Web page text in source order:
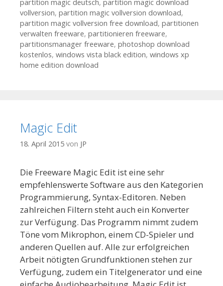
partition magic deutsch, partition magic download
vollversion, partition magic vollversion download,
partition magic vollversion free download, partitionen
verwalten freeware, partitionieren freeware,
partitionsmanager freeware, photoshop download
kostenlos, windows vista black edition, windows xp
home edition download
Magic Edit
18. April 2015 von JP
Die Freeware Magic Edit ist eine sehr
empfehlenswerte Software aus den Kategorien
Programmierung, Syntax-Editoren. Neben
zahlreichen Filtern steht auch ein Konverter
zur Verfügung. Das Programm nimmt zudem
Töne vom Mikrophon, einem CD-Spieler und
anderen Quellen auf. Alle zur erfolgreichen
Arbeit nötigten Grundfunktionen stehen zur
Verfügung, zudem ein Titelgenerator und eine